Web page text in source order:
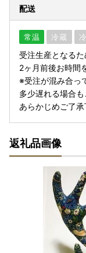
配送
常温 冷蔵
受注生産となる
2ヶ月前後お時間
※受注が混み合っ
多少遅れる場合も
あらかじめご了承
返礼品画像